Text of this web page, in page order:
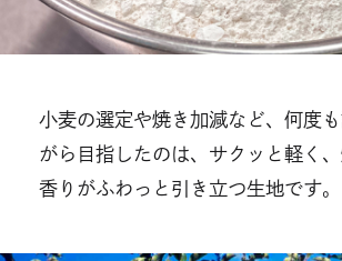
小麦の選定や焼き加減など、何度
がら⽬指したのは、サクッと軽く
香りがふわっと引き立つ生地です。